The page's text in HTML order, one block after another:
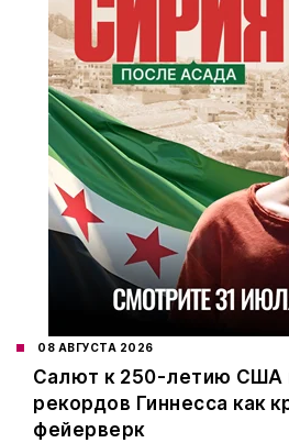
08 АВГУСТА 2026
Салют к 250-летию США
рекордов Гиннесса как
фейерверк